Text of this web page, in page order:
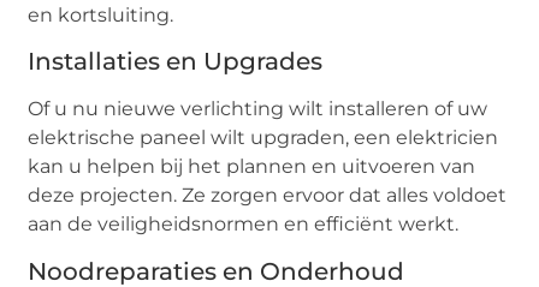
en kortsluiting.
Installaties en Upgrades
Of u nu nieuwe verlichting wilt installeren of uw
elektrische paneel wilt upgraden, een elektricien
kan u helpen bij het plannen en uitvoeren van
deze projecten. Ze zorgen ervoor dat alles voldoet
aan de veiligheidsnormen en efficiënt werkt.
Noodreparaties en Onderhoud